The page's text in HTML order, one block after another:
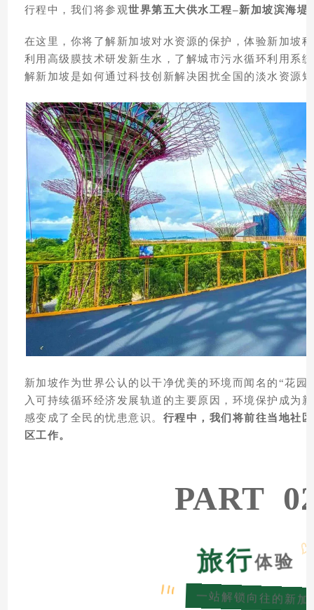
行程中，我们将参观世界第五大供水工程–新加坡滨海堤
在这里，你将了解新加坡对水资源的保护，体验新加坡
利用高级膜技术研发新生水，了解城市污水循环利用系
解新加坡是如何通过科技创新解决困扰全国的淡水资源
新加坡作为世界公认的以干净优美的环境而闻名的“花园
入可持续循环经济发展轨道的主要原因，环境保护成为
感变成了全民的忧患意识。 行程中，我们将前往当地社
区工作。
PART
旅行体验
一站解锁向往的新加